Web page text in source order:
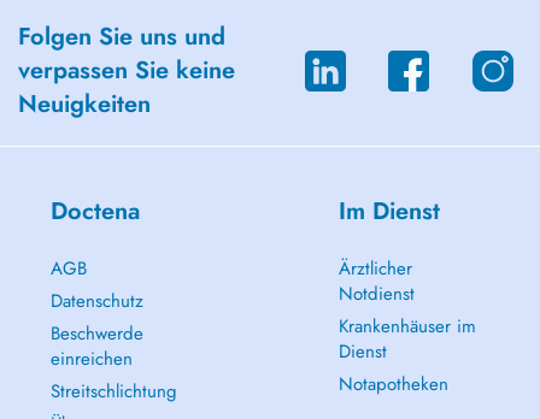
Folgen Sie uns und
verpassen Sie keine
Neuigkeiten
Doctena
AGB
Datenschutz
Beschwerde
einreichen
Streitschlichtung
Im Dienst
Ärztlicher
Notdienst
Krankenhäuser im
Dienst
Notapotheken